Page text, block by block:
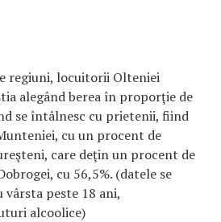
regiuni, locuitorii Olteniei
alegând berea în proporţie de
se întâlnesc cu prietenii, fiind
cu un procent de
care deţin un procent de
cu 56,5%. (datele se
vârsta peste 18 ani,
alcoolice)